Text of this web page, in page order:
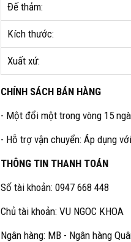
Đế thảm:
Kích thước:
Xuất xứ:
CHÍNH SÁCH BÁN HÀNG
- Một đổi một trong vòng 15
- Hỗ trợ vận chuyển: Áp dụng
THÔNG TIN THANH TOÁN
Số tài khoản: 0947 668 448
Chủ tài khoản: VU NGOC KHOA
Ngân hàng: MB - Ngân hàng